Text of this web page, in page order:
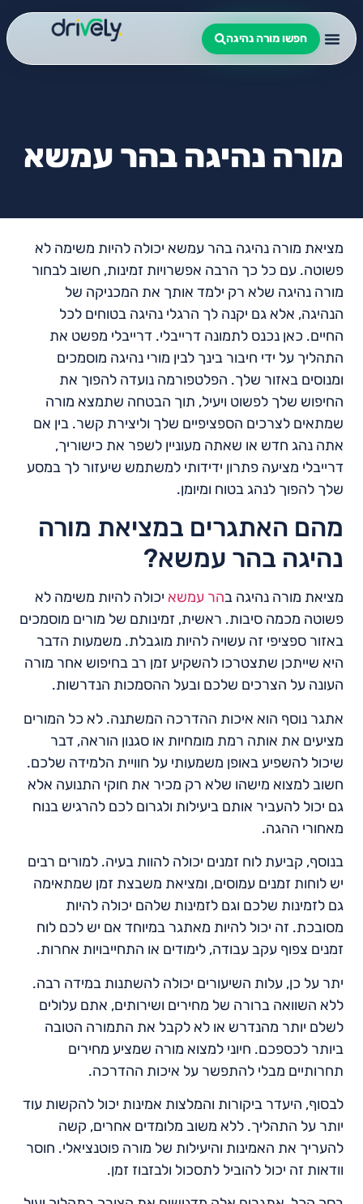
חפשו מורה נהיגה
מורה נהיגה בהר עמשא
מציאת מורה נהיגה בהר עמשא יכולה להיות משימה לא
פשוטה. עם כל כך הרבה אפשרויות זמינות, חשוב לבחור
מורה נהיגה שלא רק ילמד אותך את המכניקה של
הנהיגה, אלא גם יקנה לך הרגלי נהיגה בטוחים לכל
החיים. כאן נכנס לתמונה דרייבלי. דרייבלי מפשט את
התהליך על ידי חיבור בינך לבין מורי נהיגה מוסמכים
ומנוסים באזור שלך. הפלטפורמה נועדה להפוך את
החיפוש שלך לפשוט ויעיל, תוך הבטחה שתמצא מורה
שמתאים לצרכים הספציפיים שלך וליצירת קשר. בין אם
אתה נהג חדש או שאתה מעוניין לשפר את כישוריך,
דרייבלי מציעה פתרון ידידותי למשתמש שיעזור לך במסע
שלך להפוך לנהג בטוח ומיומן.
מהם האתגרים במציאת מורה
נהיגה בהר עמשא?
מציאת מורה נהיגה בהר עמשא יכולה להיות משימה לא
פשוטה מכמה סיבות. ראשית, זמינותם של מורים מוסמכים
באזור ספציפי זה עשויה להיות מוגבלת. משמעות הדבר
היא שייתכן שתצטרכו להשקיע זמן רב בחיפוש אחר מורה
העונה על הצרכים שלכם ובעל ההסמכות הנדרשות.
אתגר נוסף הוא איכות ההדרכה המשתנה. לא כל המורים
מציעים את אותה רמת מומחיות או סגנון הוראה, דבר
שיכול להשפיע באופן משמעותי על חוויית הלמידה שלכם.
חשוב למצוא מישהו שלא רק מכיר את חוקי התנועה אלא
גם יכול להעביר אותם ביעילות ולגרום לכם להרגיש בנוח
מאחורי ההגה.
בנוסף, קביעת לוח זמנים יכולה להוות בעיה. למורים רבים
יש לוחות זמנים עמוסים, ומציאת משבצת זמן שמתאימה
גם לזמינות שלכם וגם לזמינות שלהם יכולה להיות
מסובכת. זה יכול להיות מאתגר במיוחד אם יש לכם לוח
זמנים צפוף עקב עבודה, לימודים או התחייבויות אחרות.
יתר על כן, עלות השיעורים יכולה להשתנות במידה רבה.
ללא השוואה ברורה של מחירים ושירותים, אתם עלולים
לשלם יותר מהנדרש או לא לקבל את התמורה הטובה
ביותר לכספכם. חיוני למצוא מורה שמציע מחירים
תחרותיים מבלי להתפשר על איכות ההדרכה.
לבסוף, היעדר ביקורות והמלצות אמינות יכול להקשות עוד
יותר על התהליך. ללא משוב מלומדים אחרים, קשה
להעריך את האמינות והיעילות של מורה פוטנציאלי. חוסר
וודאות זה יכול להוביל לתסכול ולבזבוז זמן.